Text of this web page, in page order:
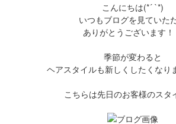
こんにちは(*´ `*)
いつもブログを見ていた
ありがとうございます！
季節が変わると
ヘアスタイルも新しくしたくなり
こちらは先日のお客様のスタ